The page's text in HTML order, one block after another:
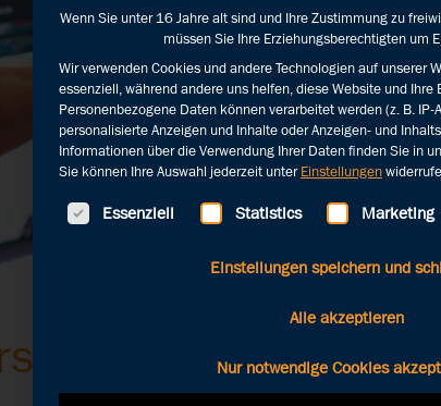
der ARGUS
Wenn Sie unter 16 Jahre alt sind und Ihre Zustimmung zu
müssen Sie Ihre Erziehungsberechtigten um
Wir verwenden Cookies und andere Technologien auf unserer
essenziell, während andere uns helfen, diese Website und Ihre
Personenbezogene Daten können verarbeitet werden (z. B. IP-
personalisierte Anzeigen und Inhalte oder Anzeigen- und
Informationen über die Verwendung Ihrer Daten finden Sie in
Sie können Ihre Auswahl jederzeit unterEinstellungen
Es folgt eine Liste der Service-Gruppen, für
Essenziell Statistics Marketing
Einstellungen speichern und
Alle akzeptieren
Nur notwendige Cookies